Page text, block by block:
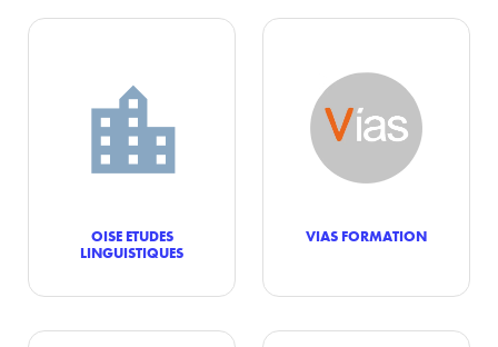
OISE ETUDES
LINGUISTIQUES
VIAS FORMATION